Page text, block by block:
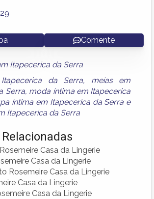
Comente
Itapecerica da Serra
da Serra, meias em
Serra, moda íntima em Itapecerica
íntima em Itapecerica da Serra e
Itapecerica da Serra
Casa da Lingerie
Casa da Lingerie
Rosemeire Casa da Lingerie
Casa da Lingerie
Casa da Lingerie